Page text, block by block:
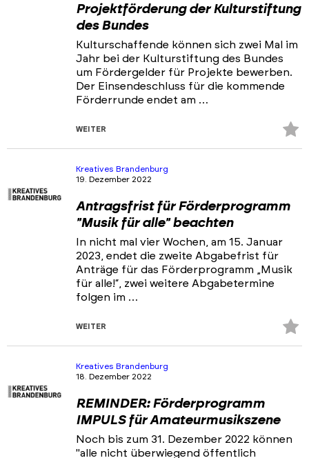
Projektförderung der Kulturstiftung
des Bundes
Kulturschaffende können sich zwei Mal im
Jahr bei der Kulturstiftung des Bundes
um Fördergelder für Projekte bewerben.
Der Einsendeschluss für die kommende
Förderrunde endet am …
WEITER
Kreatives Brandenburg
19. Dezember 2022
Antragsfrist für Förderprogramm
"Musik für alle" beachten
In nicht mal vier Wochen, am 15. Januar
2023, endet die zweite Abgabefrist für
Anträge für das Förderprogramm „Musik
für alle!“, zwei weitere Abgabetermine
folgen im …
WEITER
Kreatives Brandenburg
18. Dezember 2022
REMINDER: Förderprogramm
IMPULS für Amateurmusikszene
Noch bis zum 31. Dezember 2022 können
"alle nicht überwiegend öffentlich